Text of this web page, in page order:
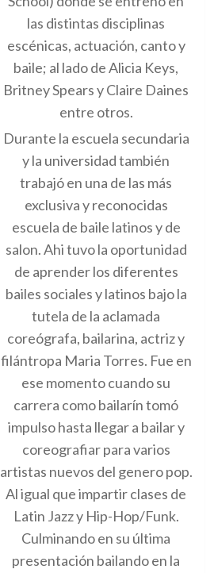
las distintas disciplinas
escénicas, actuación, canto y
baile; al lado de Alicia Keys,
Britney Spears y Claire Daines
entre otros.
Durante la escuela secundaria
y la universidad también
trabajó en una de las más
exclusiva y reconocidas
escuela de baile latinos y de
salon. Ahi tuvo la oportunidad
de aprender los diferentes
bailes sociales y latinos bajo la
tutela de la aclamada
coreógrafa, bailarina, actriz y
filántropa Maria Torres. Fue en
ese momento cuando su
carrera como bailarín tomó
impulso hasta llegar a bailar y
coreografiar para varios
artistas nuevos del genero pop.
Al igual que impartir clases de
Latin Jazz y Hip-Hop/Funk.
Culminando en su última
presentación bailando en la